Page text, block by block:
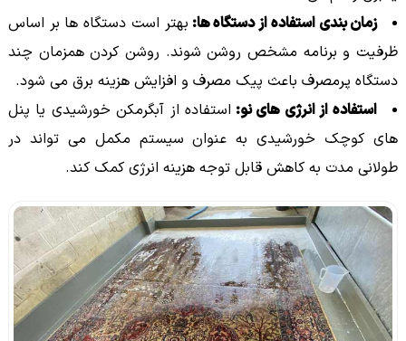
زمان بندی استفاده از دستگاه ها: بهتر است دستگاه ها بر اساس
ظرفیت و برنامه مشخص روشن شوند. روشن کردن همزمان چند
دستگاه پرمصرف باعث پیک مصرف و افزایش هزینه برق می شود.
استفاده از انرژی های نو: استفاده از آبگرمکن خورشیدی یا پنل
های کوچک خورشیدی به عنوان سیستم مکمل می تواند در
طولانی مدت به کاهش قابل توجه هزینه انرژی کمک کند.